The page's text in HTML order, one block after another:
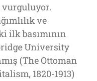
ve
ilk basımının
University
(The Ottoman
1820-1913)